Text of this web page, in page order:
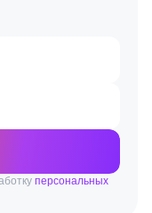
персональных